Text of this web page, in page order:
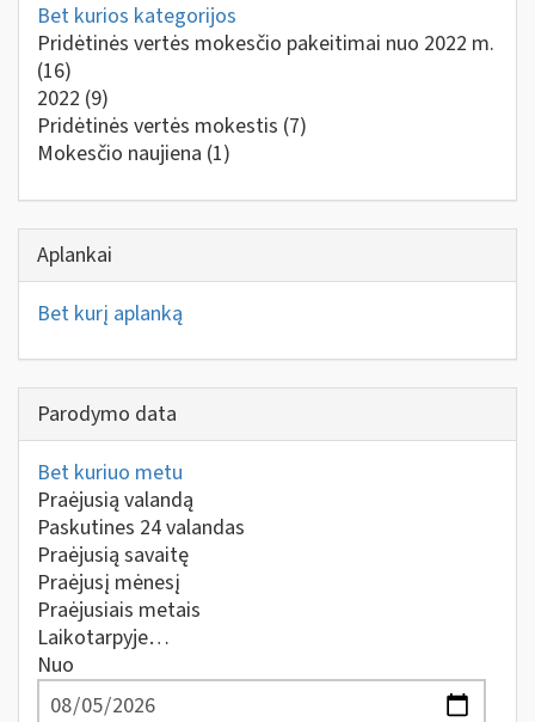
Bet kurios kategorijos
Pridėtinės vertės mokesčio pakeitimai nuo 2022 m.
(16)
2022 (9)
Pridėtinės vertės mokestis (7)
Mokesčio naujiena (1)
Aplankai
Bet kurį aplanką
Parodymo data
Bet kuriuo metu
Praėjusią valandą
Paskutines 24 valandas
Praėjusią savaitę
Praėjusį mėnesį
Praėjusiais metais
Laikotarpyje…
Nuo